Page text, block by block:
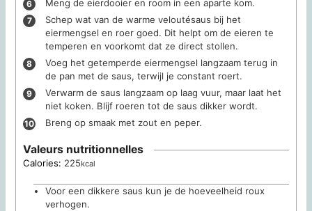
Meng de eierdooier en room in een aparte kom.
Schep wat van de warme veloutésaus bij het
eiermengsel en roer goed. Dit helpt om de eieren te
temperen en voorkomt dat ze direct stollen.
Voeg het getemperde eiermengsel langzaam terug in
de pan met de saus, terwijl je constant roert.
Verwarm de saus langzaam op laag vuur, maar laat het
niet koken. Blijf roeren tot de saus dikker wordt.
Breng op smaak met zout en peper.
Valeurs nutritionnelles
Calories: 225kcal
Voor een dikkere saus kun je de hoeveelheid roux
verhogen.